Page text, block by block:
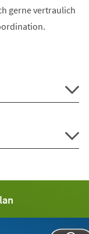
gerne vertraulich